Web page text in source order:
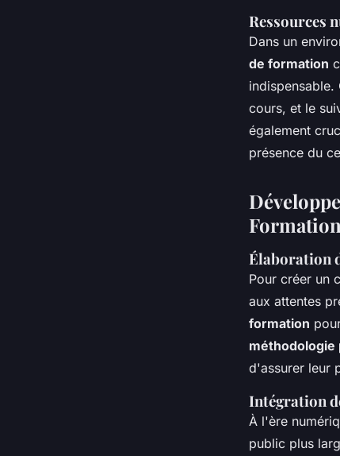
Ressources
Dans un
de formation
cours, et le
également
présence du
Formation
Élaboration
Pour créer un
aux attentes
formation
méthodologie
d'assurer leur
Intégration
À l'ère
public plus